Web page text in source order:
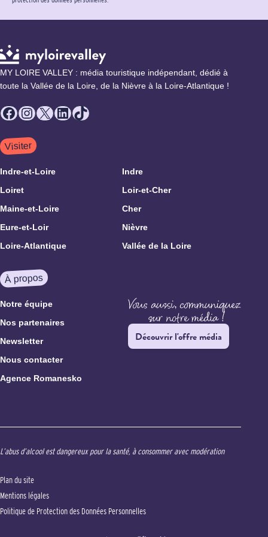
MY LOIRE VALLEY : média touristique indépendant, dédié à
toute la Vallée de la Loire, de la Nièvre à la Loire-Atlantique !
Facebook
Instagram
X LinkedIn
TikTok
Visiter
Indre-et-Loire
Indre
Loiret
Loir-et-Cher
Maine-et-Loire
Cher
Eure-et-Loir
Nièvre
Loire-Atlantique
Vallée de la Loire
À propos
Notre équipe
Nos partenaires
Newsletter
Nous contacter
Agence Romanesko
Découvrir l'offre média
L’abus d’alcool est dangereux pour la santé, à consommer avec modération
Plan du site
Mentions légales
Politique de Protection des Données Personnelles